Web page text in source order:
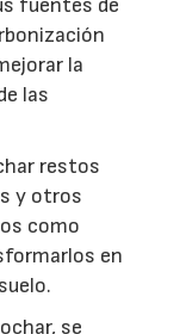
fuentes de
la
las
restos
y otros
como
en
se